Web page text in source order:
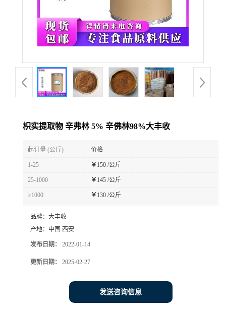
枳实提取物 辛弗林 5% 辛佛林98%大丰收
起订量 (公斤) 价格
1-25 ￥150 /公斤
25-1000 ￥145 /公斤
≥1000 ￥130 /公斤
品牌： 大丰收
产地： 中国 西安
发布日期： 2022-01-14
更新日期： 2025-02-27
发送咨询信息